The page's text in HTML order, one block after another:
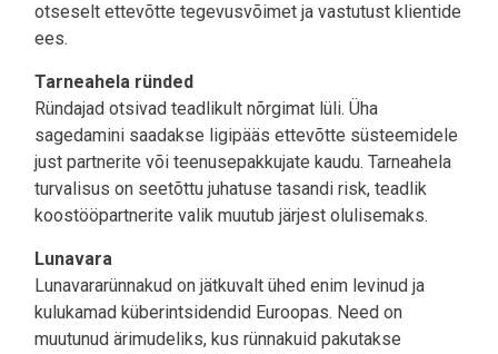
otseselt ettevõtte tegevusvõimet ja vastutust klientide
ees.
Tarneahela ründed
Ründajad otsivad teadlikult nõrgimat lüli. Üha
sagedamini saadakse ligipääs ettevõtte süsteemidele
just partnerite või teenusepakkujate kaudu. Tarneahela
turvalisus on seetõttu juhatuse tasandi risk, teadlik
koostööpartnerite valik muutub järjest olulisemaks.
Lunavara
Lunavararünnakud on jätkuvalt ühed enim levinud ja
kulukamad küberintsidendid Euroopas. Need on
muutunud ärimudeliks, kus rünnakuid pakutakse